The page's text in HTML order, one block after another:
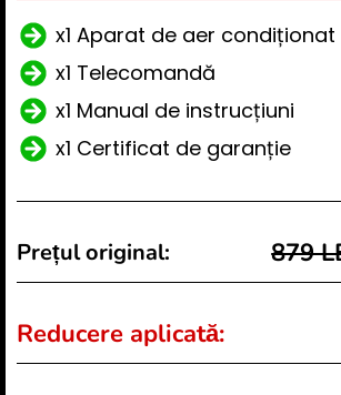
x1 Aparat de aer condiționat
x1 Telecomandă
x1 Manual de instrucțiuni
x1 Certificat de garanție
Prețul original: 879
Reducere aplicată: